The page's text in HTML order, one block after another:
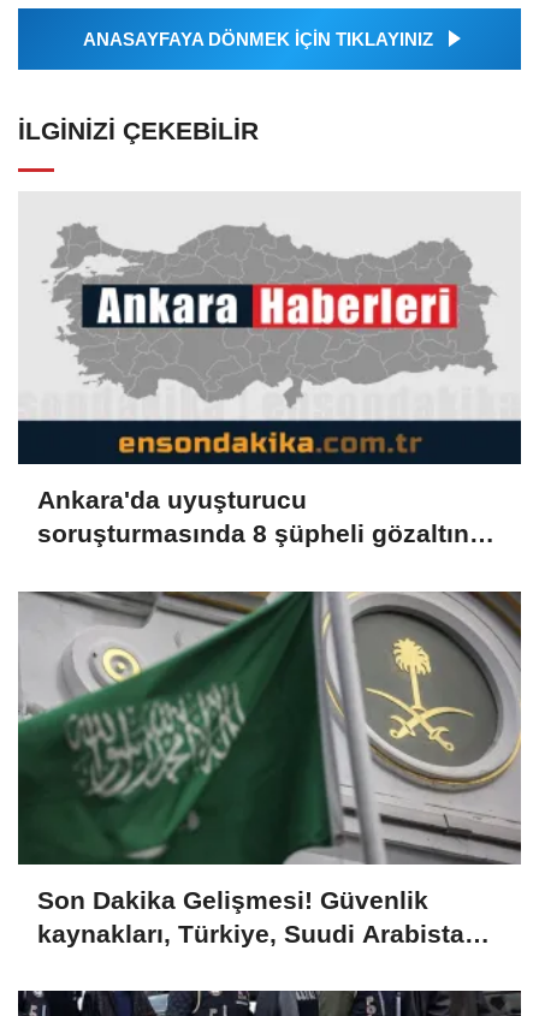
ANASAYFAYA DÖNMEK İÇİN TIKLAYINIZ
İLGINIZI ÇEKEBILIR
Ankara'da uyuşturucu
soruşturmasında 8 şüpheli gözaltına
Son Dakika Gelişmesi! Güvenlik
kaynakları, Türkiye, Suudi Arabistan
savunma anlaşması imzalayacağını